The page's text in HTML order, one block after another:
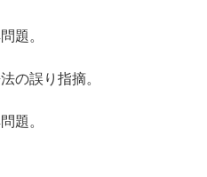
題。
の誤り指摘。
題。